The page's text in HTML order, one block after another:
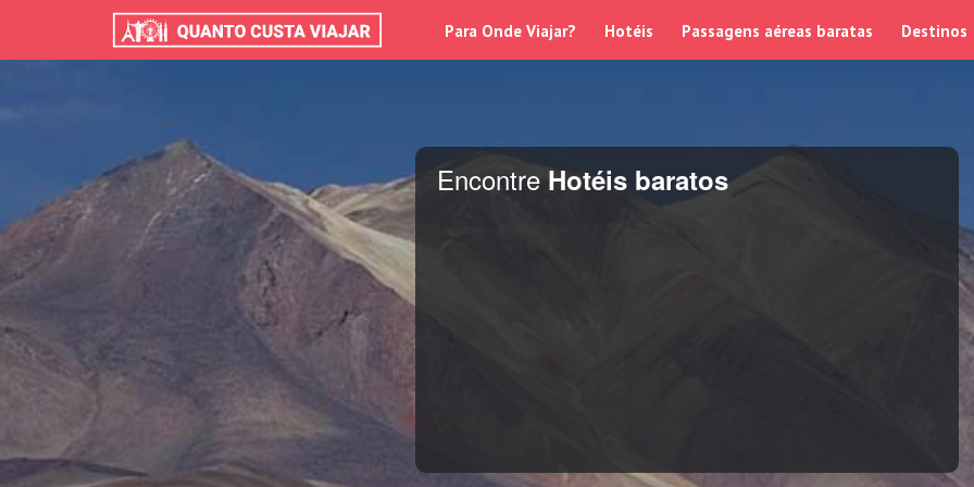
Para Onde Viajar? Hotéis Passagens aéreas baratas Destinos
Encontre Hotéis baratos